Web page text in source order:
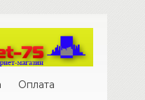
Оплата